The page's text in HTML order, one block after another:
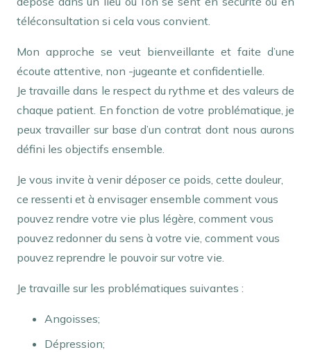
téléconsultation si cela vous convient.
Mon approche se veut bienveillante et faite d’une
écoute attentive, non -jugeante et confidentielle.
Je travaille dans le respect du rythme et des valeurs de
chaque patient. En fonction de votre problématique, je
peux travailler sur base d’un contrat dont nous aurons
défini les objectifs ensemble.
Je vous invite à venir déposer ce poids, cette douleur,
ce ressenti et à envisager ensemble comment vous
pouvez rendre votre vie plus légère, comment vous
pouvez redonner du sens à votre vie, comment vous
pouvez reprendre le pouvoir sur votre vie.
Je travaille sur les problématiques suivantes :
Angoisses;
Dépression;